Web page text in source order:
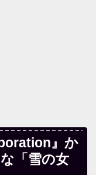
』か
「雪の女